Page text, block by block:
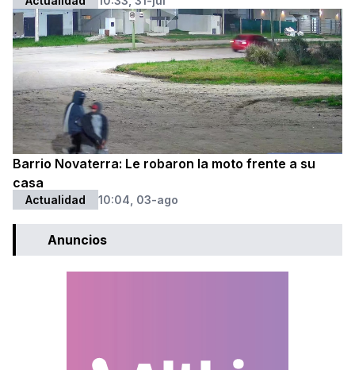
Barrio Novaterra: Le robaron la moto frente a su
casa
Actualidad 10:04, 03-ago
Anuncios